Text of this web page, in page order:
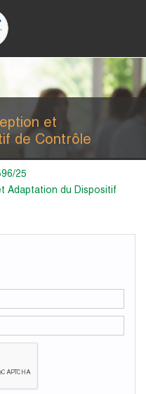
et
de Contrôle
25
Adaptation du Dispositif